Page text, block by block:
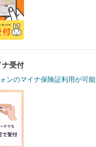
ナ受付
ンのマイナ保険証利用が可能